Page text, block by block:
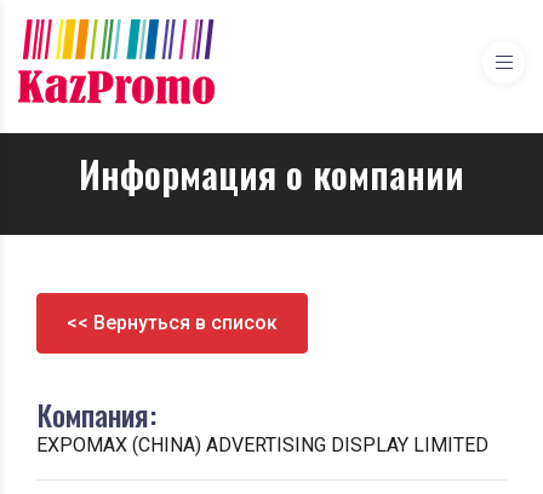
Информация о компании
<< Вернуться в список
Компания:
EXPOMAX (CHINA) ADVERTISING DISPLAY LIMITED